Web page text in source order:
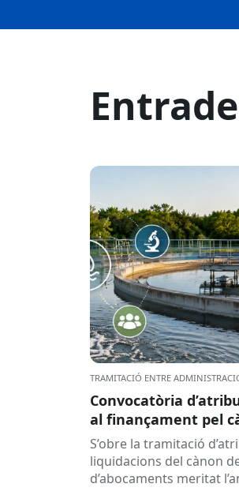
TRAMITACIÓ ENTRE
Convocatòria
al finançament pel
d’abocaments
liquidat l’any 2026
S’obre la tramitació
liquidacions del cànon
d’abocaments meritat